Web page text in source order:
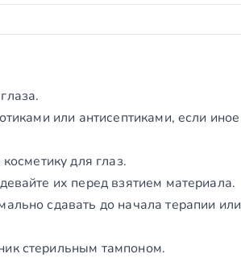
или антисептиками, если иное
для глаз.
их перед взятием материала.
сдавать до начала терапии или
стерильным тампоном.